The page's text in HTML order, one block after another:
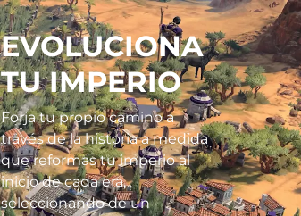
EVOLUCIONA
TU IMPERIO
Forja tu propio camino a
través de la historia a medida
que reformas tu imperio al
inicio de cada era,
seleccionando de un